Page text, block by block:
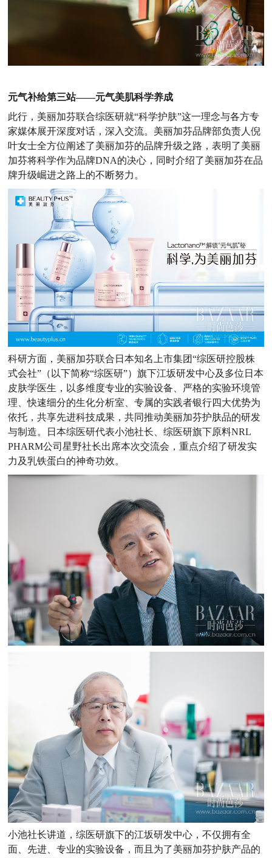
元气补给第三站——元气美肌科学养成
此行，美丽加芬联合综医研就“科学护肤”这一理念与各方专
家媒体展开深度对话，深入交流。美丽加芬品牌部负责人倪
叶女士全方位阐述了美丽加芬的品牌升级之路，表明了美丽
加芬将科学作为品牌DNA的决心，同时介绍了美丽加芬在品
牌升级崛进之路上的不断努力。
科研方面，美丽加芬联合日本知名上市集团“综医研控股株
式会社”（以下简称“综医研”）旗下江坂研发中心及多位日本
皮肤学医生，以多维度专业的实验设备、严格的实验环境管
理、快速细分的生化分析室、专属的实践者银行四大优势为
依托，共享先进科技成果，共同推动美丽加芬护肤品的研发
与制造。日本综医研代表小池社长、综医研旗下原料NRL
PHARM公司星野社长出席本次交流会，重点介绍了研发实
力及乳铁蛋白的神奇功效。
小池社长讲道，综医研旗下的江坂研发中心，不仅拥有全
面、先进、专业的实验设备，而且为了美丽加芬护肤产品的